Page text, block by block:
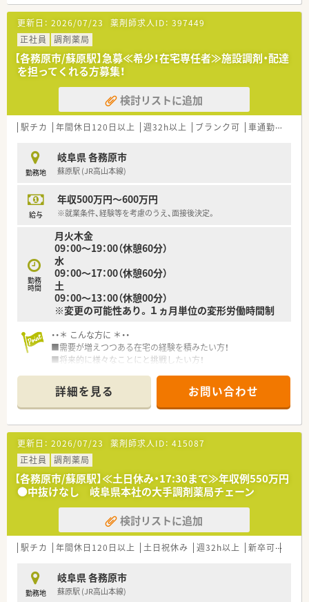
更新日： 2026/07/23 薬剤師求人ID： 397449
正社員
調剤薬局
【各務原市/蘇原駅】急募≪希少！在宅専任者≫施設調剤・配達
を担ってくれる方募集！
検討リストに追加
駅チカ 年間休日120日以上 週32h以上 ブランク可 車通勤可
勤務地
岐阜県 各務原市
蘇原駅 (JR高山本線)
給与
年収500万円～600万円
※就業条件、経験等を考慮のうえ、面接後決定。
勤務
時間
月火木金
09：00～19：00（休憩60分）
水
09：00～17：00（休憩60分）
土
09：00～13：00（休憩00分）
※変更の可能性あり。１ヵ月単位の変形労働時間制
・・＊ こんな方に ＊・・
■需要が増えつつある在宅の経験を積みたい方！
■将来的に様々なことにと挑戦したい方！
・・＊ おすすめポイント ＊・・
■主に関市内の施設在宅のご対応をお願いいたします。
■在宅専門店舗ではございませんので、外来の対応も経験できま
す！
■全国に展開している大手企業！
■福利厚生が充実しており、無理な異動はありません。
■研修・教育にも注力！勉強会の他、中途薬剤師向けの教育研修制
度、カリキュラムが整っています。
■育児・介護短時間勤務制度などもあり、働きやすい環境です。
詳細を見る お問い合わせ
更新日： 2026/07/23 薬剤師求人ID： 415087
正社員
調剤薬局
【各務原市/蘇原駅】≪土日休み・17:30まで≫年収例550万円
●中抜けなし 岐阜県本社の大手調剤薬局チェーン
検討リストに追加
駅チカ 年間休日120日以上 土日祝休み 週32h以上 新卒可
勤務地
岐阜県 各務原市
蘇原駅 (JR高山本線)